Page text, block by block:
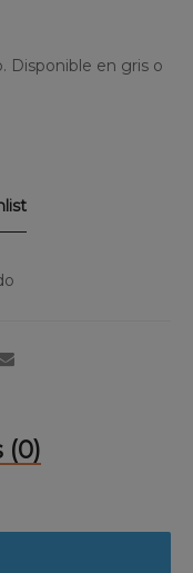
Disponible en gris o
(0)